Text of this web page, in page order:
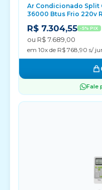
Ar Condicionado Split
36000 Btus Frio 220v
R$ 7.304,55 -5% PIX
ou R$ 7.689,00
em 10x de R$ 768,90 s/
Fale